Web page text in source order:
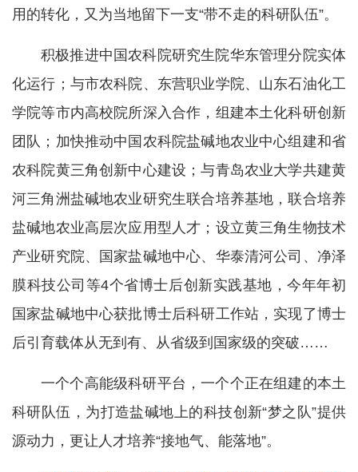
用的转化，又为当地留下一支“带不走的科研队伍”。
积极推进中国农科院研究生院华东管理分院实体
化运行；与市农科院、东营职业学院、山东石油化工
学院等市内高校院所深入合作，组建本土化科研创新
团队；加快推动中国农科院盐碱地农业中心组建和省
农科院黄三角创新中心建设；与青岛农业大学共建黄
河三角洲盐碱地农业研究生联合培养基地，联合培养
盐碱地农业高层次应用型人才；设立黄三角生物技术
产业研究院、国家盐碱地中心、华泰清河公司、净泽
膜科技公司等4个省博士后创新实践基地，今年年初
国家盐碱地中心获批博士后科研工作站，实现了博士
后引育载体从无到有、从省级到国家级的突破……
一个个高能级科研平台，一个个正在组建的本土
科研队伍，为打造盐碱地上的科技创新“梦之队”提供
源动力，更让人才培养“接地气、能落地”。